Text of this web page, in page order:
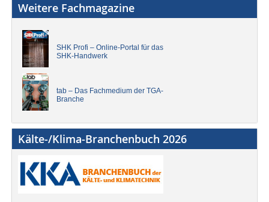
Weitere Fachmagazine
SHK Profi – Online-Portal für das
SHK-Handwerk
tab – Das Fachmedium der TGA-
Branche
Kälte-/Klima-Branchenbuch 2026